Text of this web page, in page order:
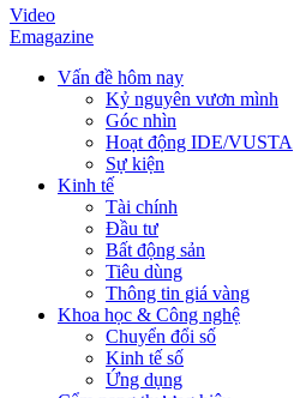
Video
Emagazine
Vấn đề hôm nay
Kỷ nguyên vươn mình
Góc nhìn
Hoạt động IDE/VUSTA
Sự kiện
Kinh tế
Tài chính
Đầu tư
Bất động sản
Tiêu dùng
Thông tin giá vàng
Khoa học & Công nghệ
Chuyển đổi số
Kinh tế số
Ứng dụng